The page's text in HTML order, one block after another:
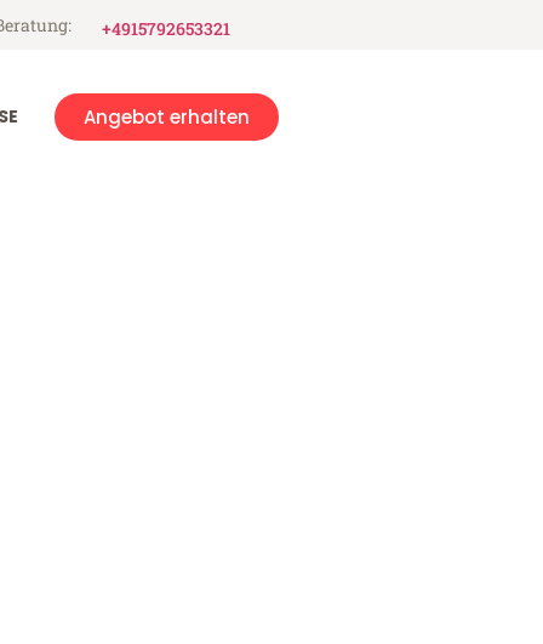
+4915792653321
Angebot erhalten